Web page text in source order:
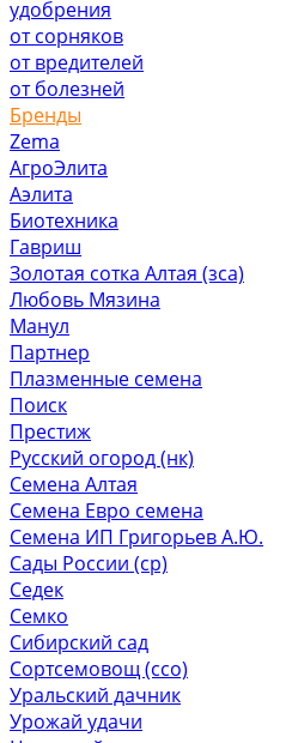
удобрения
от сорняков
от вредителей
от болезней
Бренды
Zema
АгроЭлита
Аэлита
Биотехника
Гавриш
Золотая сотка Алтая (зса)
Любовь Мязина
Манул
Партнер
Плазменные семена
Поиск
Престиж
Русский огород (нк)
Семена Алтая
Семена Евро семена
Семена ИП Григорьев А.Ю.
Сады России (ср)
Седек
Семко
Сибирский сад
Сортсемовощ (ссо)
Уральский дачник
Урожай удачи